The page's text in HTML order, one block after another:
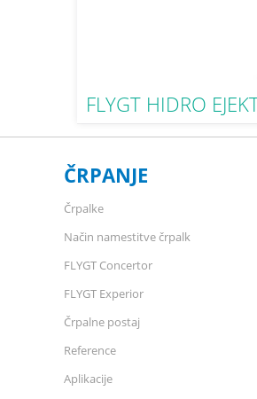
FLYGT HIDRO
ČRPANJE
Črpalke
Način namestitve črpalk
FLYGT Concertor
FLYGT Experior
Črpalne postaj
Reference
Aplikacije